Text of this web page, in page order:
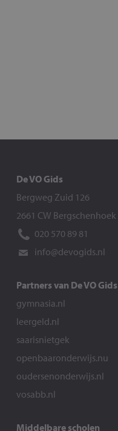
De VO Gids
Bergweg Zuid 126
2661 CW Bergschenhoek
020 570 89 81
info@devogids.nl
Partners van De VO Gids
gymnasia.nl
leergeld.nl
saarisnietgek
openbaaronderwijs.nu
oudersenonderwijs.nl
vosabb.nl
Middelbare scholen